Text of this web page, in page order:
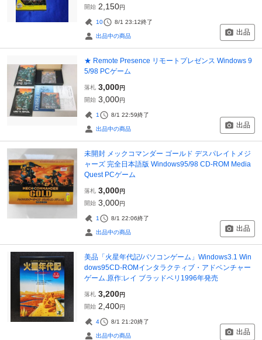
開始 2,150円
10 8/1 23:12終了
出品中の商品 出品
★ Remote Presence リモートプレゼンス Windows 9
5/98 PCゲーム
落札 3,000円
開始 3,000円
1 8/1 22:59終了
出品中の商品 出品
未開封 メックコマンダー ゴールド デスパレイトメジ
ャーズ 完全日本語版 Windows95/98 CD-ROM Media
Quest PCゲーム
落札 3,000円
開始 3,000円
1 8/1 22:06終了
出品中の商品 出品
美品「火星年代記/パソコンゲーム」Windows3.1 Win
dows95CD-ROMインタラクティブ・アドベンチャー
ゲーム.原作:レイ ブラッドベリ1996年発売
落札 3,200円
開始 2,400円
4 8/1 21:20終了
出品中の商品 出品